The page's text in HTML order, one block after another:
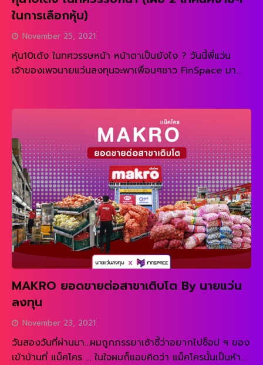
ในการเลือกหุ้น)
November 25, 2021
หุ้น10เด้ง ในทศวรรษหน้า หน้าตาเป็นยังไง ? วันนี้พี่แว่น
เจ้าของเพจนายแว่นลงทุนจะพาเพื่อนๆชาว FinSpace มา
ลงทุนหาหุ้นคือ ‘การเลือกหุ้น’ เลือกให้ ‘ถูกกลุ่มอุตสาหกรรม’
เลือกลงทุนใน ‘อุตสาหกรรมที่เติบโต’ หุ้นไหนมีโอกาสเป็น หุ้น
[…]
MAKRO ยอดขายต่อสาขาเติบโต By นายแว่น
ลงทุน
November 23, 2021
วันสองวันที่ผ่านมา…ผมถูกภรรยาเซ้าซี้ว่าอยากไปช็อป ฯ ของ
เข้าบ้านที่ แม็คโคร … ในใจผมก็แอบคิดว่า แม็คโครนั้นเป็นห้าง